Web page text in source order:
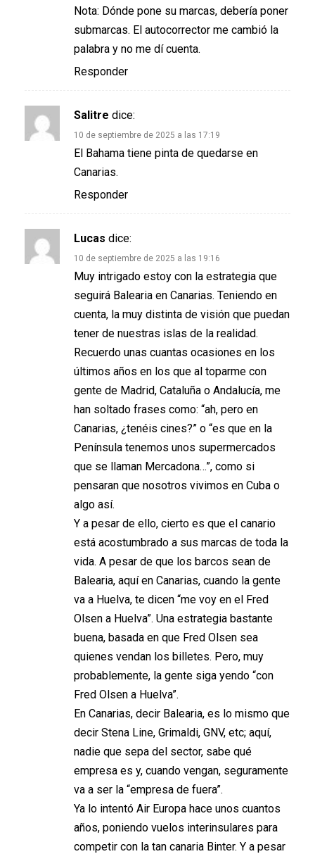
Nota: Dónde pone su marcas, debería poner
submarcas. El autocorrector me cambió la
palabra y no me dí cuenta.
Responder
Salitre dice:
10 de septiembre de 2025 a las 17:19
El Bahama tiene pinta de quedarse en
Canarias.
Responder
Lucas dice:
10 de septiembre de 2025 a las 19:16
Muy intrigado estoy con la estrategia que
seguirá Balearia en Canarias. Teniendo en
cuenta, la muy distinta de visión que puedan
tener de nuestras islas de la realidad.
Recuerdo unas cuantas ocasiones en los
últimos años en los que al toparme con
gente de Madrid, Cataluña o Andalucía, me
han soltado frases como: “ah, pero en
Canarias, ¿tenéis cines?” o “es que en la
Península tenemos unos supermercados
que se llaman Mercadona…”, como si
pensaran que nosotros vivimos en Cuba o
algo así.
Y a pesar de ello, cierto es que el canario
está acostumbrado a sus marcas de toda la
vida. A pesar de que los barcos sean de
Balearia, aquí en Canarias, cuando la gente
va a Huelva, te dicen “me voy en el Fred
Olsen a Huelva”. Una estrategia bastante
buena, basada en que Fred Olsen sea
quienes vendan los billetes. Pero, muy
probablemente, la gente siga yendo “con
Fred Olsen a Huelva”.
En Canarias, decir Balearia, es lo mismo que
decir Stena Line, Grimaldi, GNV, etc; aquí,
nadie que sepa del sector, sabe qué
empresa es y, cuando vengan, seguramente
va a ser la “empresa de fuera”.
Ya lo intentó Air Europa hace unos cuantos
años, poniendo vuelos interinsulares para
competir con la tan canaria Binter. Y a pesar